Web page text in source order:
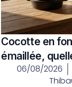
Cocotte en
émaillée,
06/08/2026